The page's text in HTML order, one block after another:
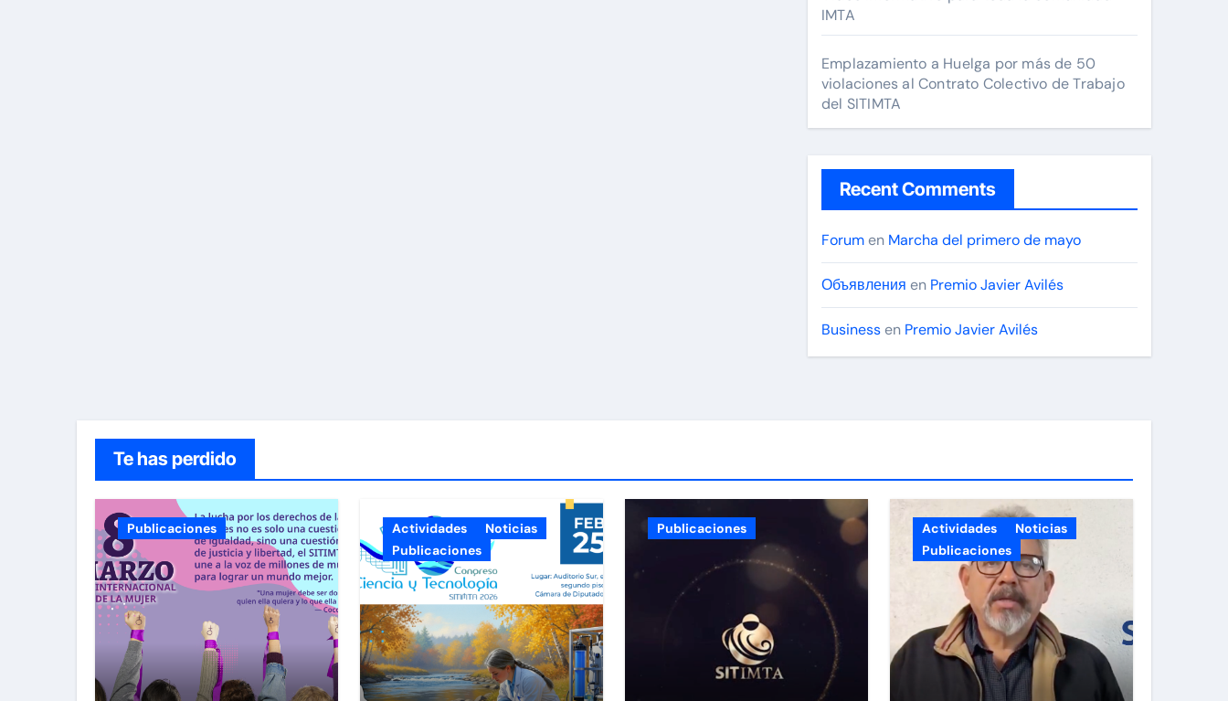
IMTA
Emplazamiento a Huelga por más de 50
violaciones al Contrato Colectivo de Trabajo
del SITIMTA
Recent Comments
Forumen Marcha del primero de mayo
Объявления en Premio Javier Avilés
Businessen Premio Javier Avilés
Te has perdido
Publicaciones Actividades
Noticias
Publicaciones
Publicaciones Actividades
Noticias
Publicaciones